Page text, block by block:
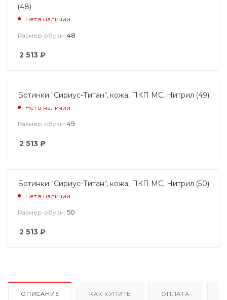
(48)
Нет в наличии
Размер обуви: 48
2 513 ₽
Ботинки "Сириус-Титан", кожа, ПКП МС, Нитрил (49)
Нет в наличии
Размер обуви: 49
2 513 ₽
Ботинки "Сириус-Титан", кожа, ПКП МС, Нитрил (50)
Нет в наличии
Размер обуви: 50
2 513 ₽
ОПИСАНИЕ КАК КУПИТЬ ОПЛАТА